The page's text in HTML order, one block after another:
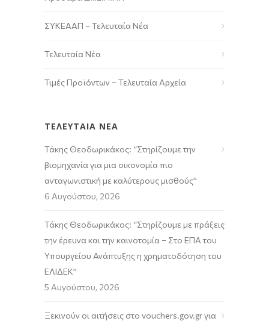
ΣΥΚΕΑΑΠ – Τελευταία Νέα
Τελευταία Νέα
Τιμές Προϊόντων – Τελευταία Αρχεία
ΤΕΛΕΥΤΑΙΑ ΝΕΑ
Τάκης Θεοδωρικάκος: “Στηρίζουμε την
βιομηχανία για μια οικονομία πιο
ανταγωνιστική με καλύτερους μισθούς”
6 Αυγούστου, 2026
Τάκης Θεοδωρικάκος: “Στηρίζουμε με πράξεις
την έρευνα και την καινοτομία – Στο ΕΠΑ του
Υπουργείου Ανάπτυξης η χρηματοδότηση του
ΕΛΙΔΕΚ”
5 Αυγούστου, 2026
Ξεκινούν οι αιτήσεις στο vouchers.gov.gr για